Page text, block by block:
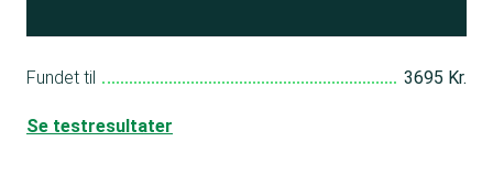
Fundet til 3695 Kr.
Se testresultater